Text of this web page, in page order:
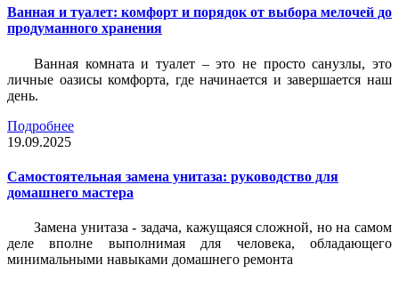
Ванная и туалет: комфорт и порядок от выбора мелочей до
продуманного хранения
Ванная комната и туалет – это не просто санузлы, это
личные оазисы комфорта, где начинается и завершается наш
день.
Подробнее
19.09.2025
Самостоятельная замена унитаза: руководство для
домашнего мастера
Замена унитаза - задача, кажущаяся сложной, но на самом
деле вполне выполнимая для человека, обладающего
минимальными навыками домашнего ремонта